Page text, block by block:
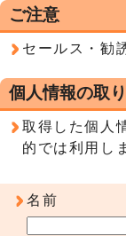
ご注意
セールス・勧
個人情報の取
取得した個人
的では利用し
名前